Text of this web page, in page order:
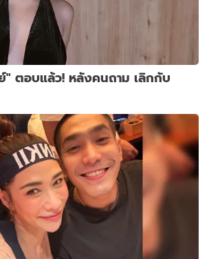
ตอบแล้ว! หลังคนถาม เลิกกับ